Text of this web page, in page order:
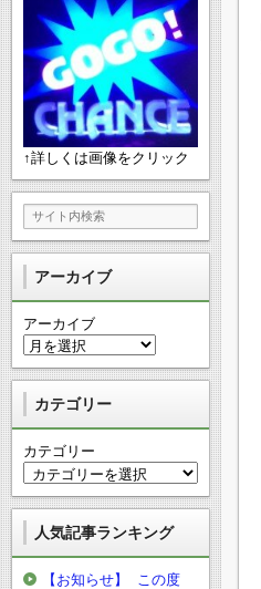
↑詳しくは画像をクリック
アーカイブ
アーカイブ
カテゴリー
カテゴリー
人気記事ランキング
【お知らせ】 この度